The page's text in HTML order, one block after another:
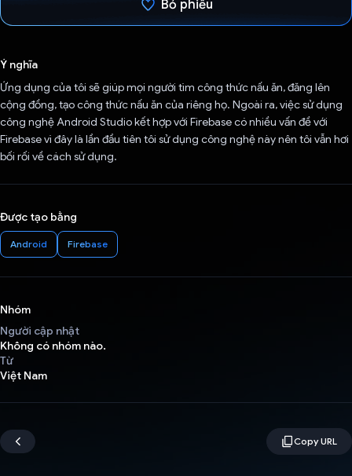
Bỏ phiếu
Ý nghĩa
Ứng dụng của tôi sẽ giúp mọi người tìm công thức nấu ăn, đăng lên
cộng đồng, tạo công thức nấu ăn của riêng họ. Ngoài ra, việc sử dụng
công nghệ Android Studio kết hợp với Firebase có nhiều vấn đề với
Firebase vì đây là lần đầu tiên tôi sử dụng công nghệ này nên tôi vẫn hơi
bối rối về cách sử dụng.
Được tạo bằng
Android Firebase
Nhóm
Người cập nhật
Không có nhóm nào.
Từ
Việt Nam